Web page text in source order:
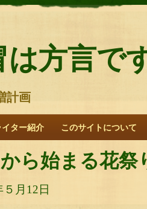
は方言で
計画
イター紹介 このサイトについて
ら始まる花祭
月12日